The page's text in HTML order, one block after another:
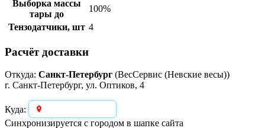
Выборка массы
тары до
100%
Тензодатчики, шт 4
Расчёт доставки
Откуда: Санкт-Петербург (ВесСервис (Невские весы))
г. Санкт-Петербург, ул. Оптиков, 4
Куда:
Синхронизируется с городом в шапке сайта